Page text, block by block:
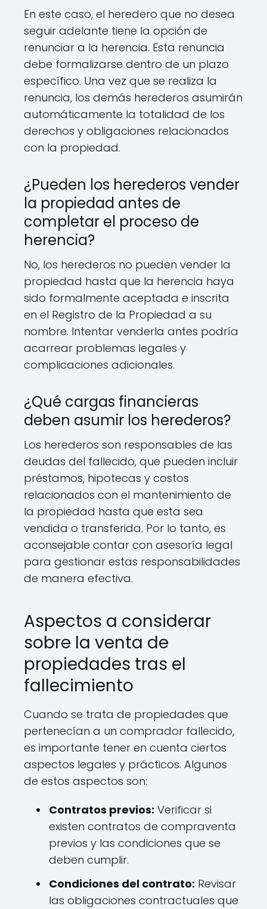
En este caso, el heredero que no desea
seguir adelante tiene la opción de
renunciar a la herencia. Esta renuncia
debe formalizarse dentro de un plazo
específico. Una vez que se realiza la
renuncia, los demás herederos asumirán
automáticamente la totalidad de los
derechos y obligaciones relacionados
con la propiedad.
¿Pueden los herederos vender
la propiedad antes de
completar el proceso de
herencia?
No, los herederos no pueden vender la
propiedad hasta que la herencia haya
sido formalmente aceptada e inscrita
en el Registro de la Propiedad a su
nombre. Intentar venderla antes podría
acarrear problemas legales y
complicaciones adicionales.
¿Qué cargas financieras
deben asumir los herederos?
Los herederos son responsables de las
deudas del fallecido, que pueden incluir
préstamos, hipotecas y costos
relacionados con el mantenimiento de
la propiedad hasta que esta sea
vendida o transferida. Por lo tanto, es
aconsejable contar con asesoría legal
para gestionar estas responsabilidades
de manera efectiva.
Aspectos a considerar
sobre la venta de
propiedades tras el
fallecimiento
Cuando se trata de propiedades que
pertenecían a un comprador fallecido,
es importante tener en cuenta ciertos
aspectos legales y prácticos. Algunos
de estos aspectos son:
Contratos previos: Verificar si
existen contratos de compraventa
previos y las condiciones que se
deben cumplir.
Condiciones del contrato: Revisar
las obligaciones contractuales que